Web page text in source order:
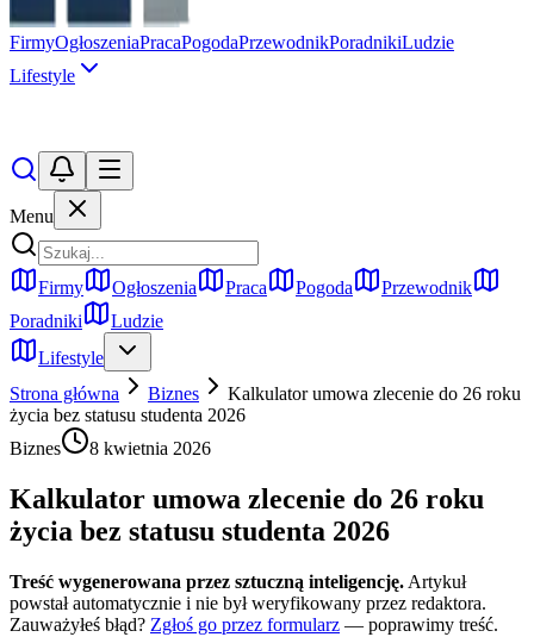
FirmyOgłoszeniaPracaPogodaPrzewodnikPoradnikiLudzie
Lifestyle
Menu
Firmy Ogłoszenia Praca Pogoda
Przewodnik
Poradniki
Ludzie
Lifestyle
Strona główna
Biznes
Kalkulator umowa zlecenie do 26 roku
życia bez statusu studenta 2026
Biznes
8 kwietnia 2026
Kalkulator umowa zlecenie do 26 roku
życia bez statusu studenta 2026
Treść wygenerowana przez sztuczną inteligencję. Artykuł
powstał automatycznie i nie był weryfikowany przez redaktora.
Zauważyłeś błąd? Zgłoś go przez formularz — poprawimy treść.